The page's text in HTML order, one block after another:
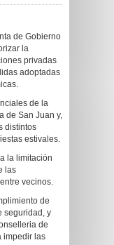
de Gobierno
la
privadas
adoptadas
de la
de San Juan y,
distintos
estivales.
la limitación
las
vecinos.
de
seguridad, y
de
impedir las